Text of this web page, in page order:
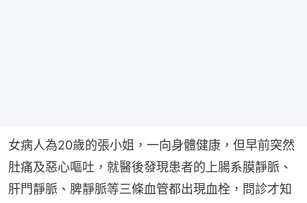
女病人為20歲的張小姐，一向身體健康，但早前突然
肚痛及惡心嘔吐，就醫後發現患者的上腸系膜靜脈、
肝門靜脈、脾靜脈等三條血管都出現血栓，問診才知